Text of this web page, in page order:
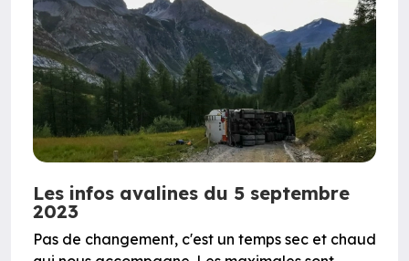
Les infos avalines du 5 septembre
2023
Pas de changement, c'est un temps sec et chaud